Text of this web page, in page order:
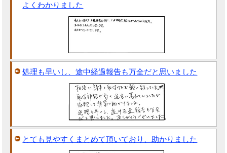
よくわかりました
処理も早いし、途中経過報告も万全だと思いました
とても見やすくまとめて頂いており、助かりました